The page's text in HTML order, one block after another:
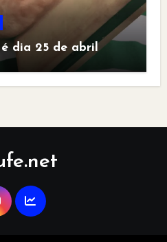
dia 25 de abril